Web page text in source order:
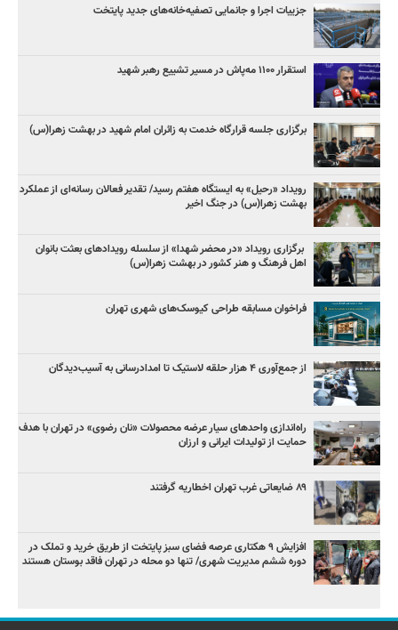
جزییات اجرا و جانمایی تصفیه‌خانه‌های جدید پایتخت
استقرار ۱۱۰۰ مه‌پاش در مسیر تشییع رهبر شهید
برگزاری جلسه قرارگاه خدمت به زائران امام شهید در بهشت زهرا(س)
رویداد «رحیل» به ایستگاه هفتم رسید/ تقدیر فعالان رسانه‌ای از عملکرد
بهشت زهرا(س) در جنگ اخیر
برگزاری رویداد «در محضر شهدا» از سلسله رویدادهای بعثت بانوان
اهل فرهنگ و هنر کشور در بهشت زهرا(س)
فراخوان مسابقه طراحی کیوسک‌های شهری تهران
از جمع‌آوری ۴ هزار حلقه لاستیک تا امدادرسانی به آسیب‌دیدگان
راه‌اندازی واحدهای سیار عرضه محصولات «نان رضوی» در تهران با هدف
حمایت از تولیدات ایرانی و ارزان
۸۹ ضایعاتی غرب تهران اخطاریه گرفتند
افزایش ۹ هکتاری عرصه فضای سبز پایتخت از طریق خرید و تملک در
دوره ششم مدیریت شهری/ تنها دو محله در تهران فاقد بوستان هستند